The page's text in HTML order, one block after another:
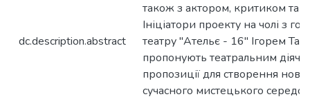
dc.description.abstract
також з актором, критиком та
Ініціатори проекту на чолі з
театру "Ательє - 16" Ігорем
пропонують театральним
пропозиції для створення
сучасного мистецького